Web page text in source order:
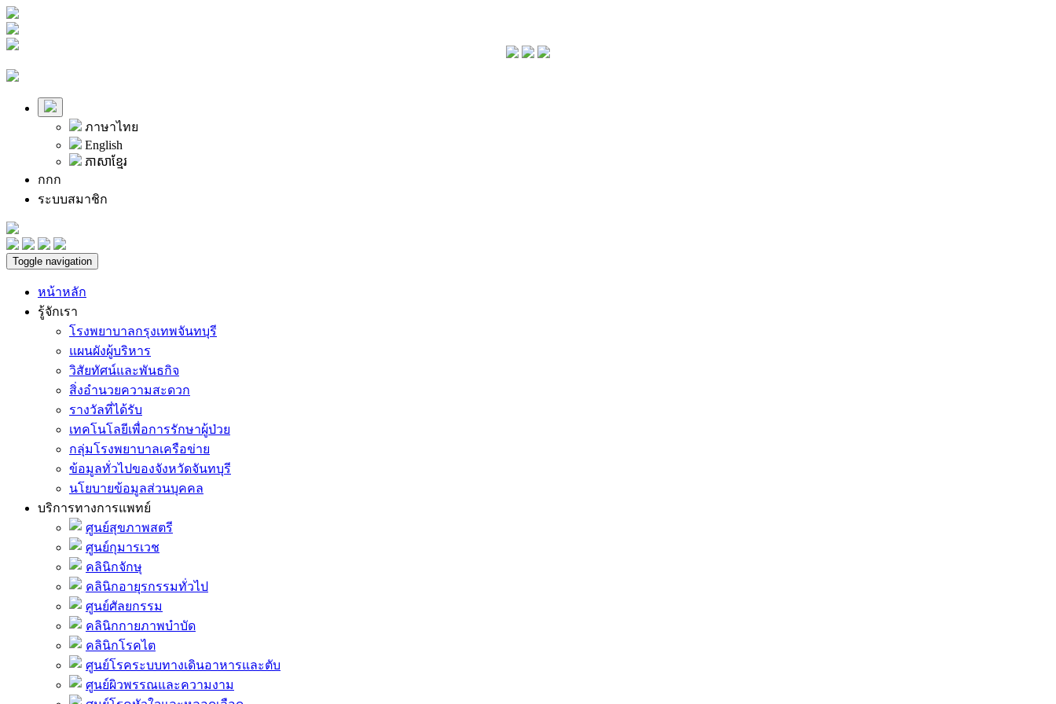
ภาษาไทย
English
ភាសាខ្មែរ
กกก
ระบบสมาชิก
Toggle navigation
หน้าหลัก
รู้จักเรา
โรงพยาบาลกรุงเทพจันทบุรี
แผนผังผู้บริหาร
วิสัยทัศน์และพันธกิจ
สิ่งอำนวยความสะดวก
รางวัลที่ได้รับ
เทคโนโลยีเพื่อการรักษาผู้ป่วย
กลุ่มโรงพยาบาลเครือข่าย
ข้อมูลทั่วไปของจังหวัดจันทบุรี
นโยบายข้อมูลส่วนบุคคล
บริการทางการแพทย์
ศูนย์สุขภาพสตรี
ศูนย์กุมารเวช
คลินิกจักษุ
คลินิกอายุรกรรมทั่วไป
ศูนย์ศัลยกรรม
คลินิกกายภาพบำบัด
คลินิกโรคไต
ศูนย์โรคระบบทางเดินอาหารและตับ
ศูนย์ผิวพรรณและความงาม